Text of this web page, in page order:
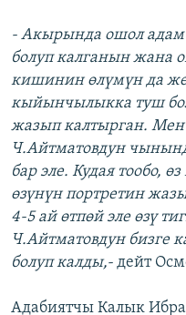
- Акырында ошол
болуп калганын жана
кишинин өлүмүн да
кыйынчылыкка туш
жазып калтырган.
Ч.Айтматовдун
бар эле. Кудая тообо,
өзүнүн портретин
4-5 ай өтпөй эле өзү
Ч.Айтматовдун бизге
болуп калды,- дейт
Адабиятчы Калык